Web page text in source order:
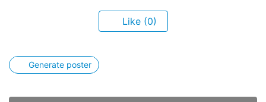
Like (0)
Generate poster